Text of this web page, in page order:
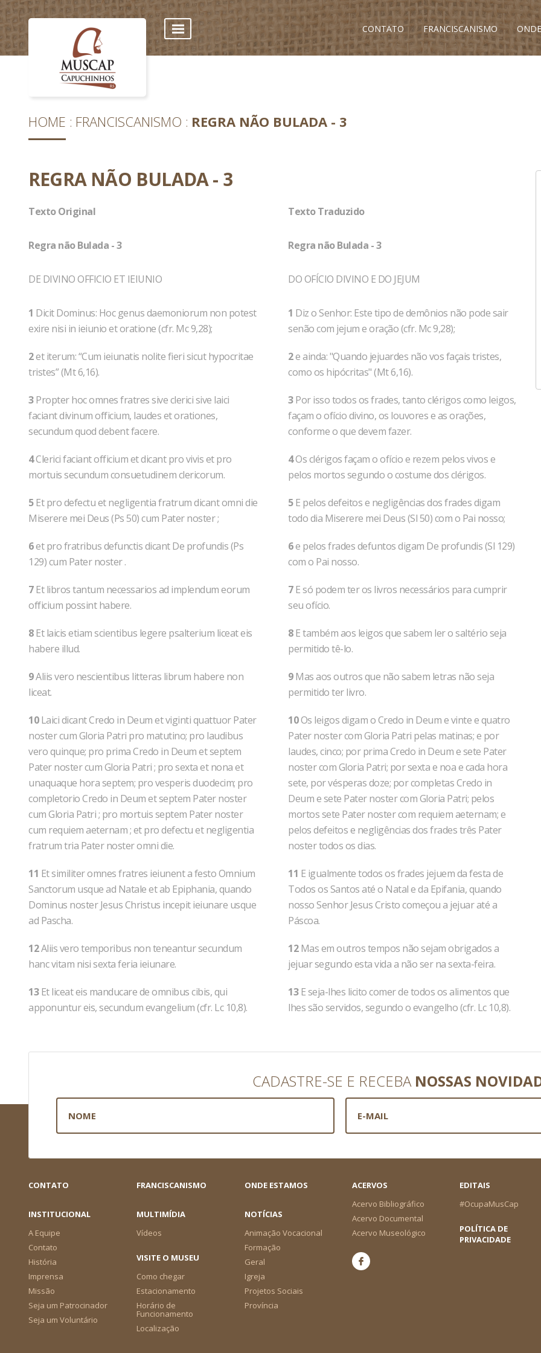
CONTATO FRANCISCANISMO
HOME FRANCISCANISMO REGRA NÃO BULADA - 3
REGRA NÃO BULADA - 3
Texto Original
Regra não Bulada - 3
DE DIVINO OFFICIO ET IEIUNIO
1 Dicit Dominus: Hoc genus daemoniorum non potest
exire nisi in ieiunio et oratione (cfr. Mc 9,28);
2et iterum: “Cum ieiunatis nolite fieri sicut hypocritae
tristes” (Mt 6,16).
3Propter hoc omnes fratres sive clerici sive laici
faciant divinum officium, laudes et orationes,
secundum quod debent facere.
4Clerici faciant officium et dicant pro vivis et pro
mortuis secundum consuetudinem clericorum.
5Et pro defectu et negligentia fratrum dicant omni die
Miserere mei Deus (Ps 50) cum Pater noster ;
6et pro fratribus defunctis dicant De profundis (Ps
129) cum Pater noster .
7Et libros tantum necessarios ad implendum eorum
officium possint habere.
8Et laicis etiam scientibus legere psalterium liceat eis
habere illud.
9Aliis vero nescientibus litteras librum habere non
liceat.
10Laici dicant Credo in Deum et viginti quattuor Pater
noster cum Gloria Patri pro matutino; pro laudibus
vero quinque; pro prima Credo in Deum et septem
Pater noster cum Gloria Patri ; pro sexta et nona et
unaquaque hora septem; pro vesperis duodecim; pro
completorio Credo in Deum et septem Pater noster
cum Gloria Patri ; pro mortuis septem Pater noster
cum requiem aeternam ; et pro defectu et negligentia
fratrum tria Pater noster omni die.
11 Et similiter omnes fratres ieiunent a festo Omnium
Sanctorum usque ad Natale et ab Epiphania, quando
Dominus noster Jesus Christus incepit ieiunare usque
ad Pascha.
12Aliis vero temporibus non teneantur secundum
hanc vitam nisi sexta feria ieiunare.
13Et liceat eis manducare de omnibus cibis, qui
apponuntur eis, secundum evangelium (cfr. Lc 10,8).
Texto Traduzido
Regra não Bulada - 3
DO OFÍCIO DIVINO E DO JEJUM
1 Diz o Senhor: Este tipo de demônios não pode sair
senão com jejum e oração (cfr. Mc 9,28);
2e ainda: "Quando jejuardes não vos façais tristes,
como os hipócritas" (Mt 6,16).
3Por isso todos os frades, tanto clérigos como leigos,
façam o ofício divino, os louvores e as orações,
conforme o que devem fazer.
4Os clérigos façam o ofício e rezem pelos vivos e
pelos mortos segundo o costume dos clérigos.
5E pelos defeitos e negligências dos frades digam
todo dia Miserere mei Deus (Sl 50) com o Pai nosso;
6e pelos frades defuntos digam De profundis (Sl 129)
com o Pai nosso.
7E só podem ter os livros necessários para cumprir
seu ofício.
8E também aos leigos que sabem ler o saltério seja
permitido tê-lo.
9Mas aos outros que não sabem letras não seja
permitido ter livro.
10Os leigos digam o Credo in Deum e vinte e quatro
Pater noster com Gloria Patri pelas matinas; e por
laudes, cinco; por prima Credo in Deum e sete Pater
noster com Gloria Patri; por sexta e noa e cada hora
sete, por vésperas doze; por completas Credo in
Deum e sete Pater noster com Gloria Patri; pelos
mortos sete Pater noster com requiem aeternam; e
pelos defeitos e negligências dos frades três Pater
noster todos os dias.
11 E igualmente todos os frades jejuem da festa de
Todos os Santos até o Natal e da Epifania, quando
nosso Senhor Jesus Cristo começou a jejuar até a
Páscoa.
12Mas em outros tempos não sejam obrigados a
jejuar segundo esta vida a não ser na sexta-feira.
13E seja-lhes licito comer de todos os alimentos que
lhes são servidos, segundo o evangelho (cfr. Lc 10,8).
CADASTRE-SE E RECEBA NOSSAS
CONTATO FRANCISCANISMO ONDE ESTAMOS
ACERVOS
Acervo Bibliográfico
Acervo Documental
Acervo Museológico
EDITAIS
#OcupaMusCap
INSTITUCIONAL
A Equipe
Contato
História
Imprensa
Missão
Seja um Patrocinador
Seja um Voluntário
MULTIMÍDIA
Vídeos
NOTÍCIAS
Animação Vocacional
Formação
Geral
Igreja
Projetos Sociais
Província
POLÍTICA DE
PRIVACIDADE
VISITE O MUSEU
Como chegar
Estacionamento
Horário de
Funcionamento
Localização